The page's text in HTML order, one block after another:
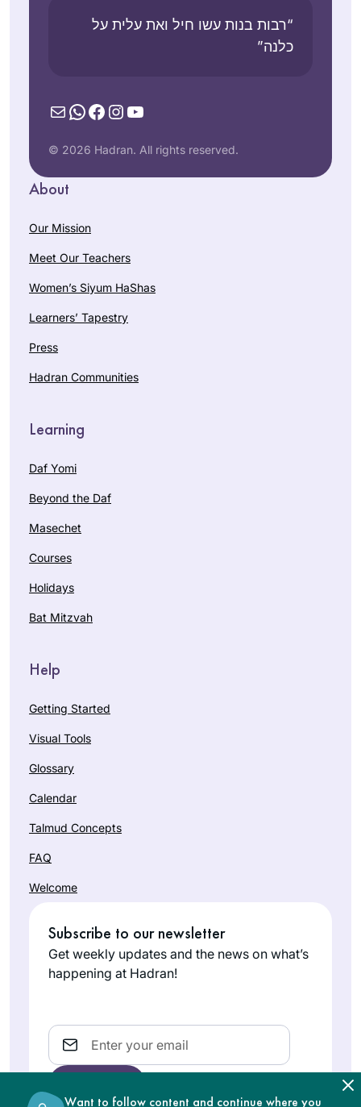
“רבות בנות עשו חיל ואת עלית על
כלנה”
MailWhatsApp
Facebook
Instagram
YouTube
© 2026 Hadran. All rights reserved.
About
Our Mission
Meet Our Teachers
Women’s Siyum HaShas
Learners’ Tapestry
Press
Hadran Communities
Learning
Daf Yomi
Beyond the Daf
Masechet
Courses
Holidays
Bat Mitzvah
Help
Getting Started
Visual Tools
Glossary
Calendar
Talmud Concepts
FAQ
Welcome
Subscribe to our newsletter
Get weekly updates and the news on what’s
happening at Hadran!
Email
Want to follow content and continue where you